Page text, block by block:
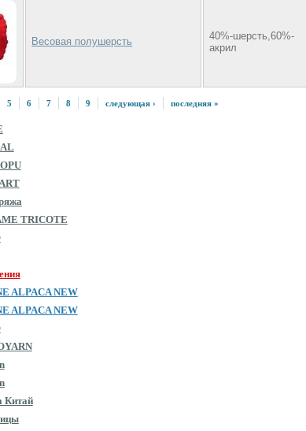
Весовая полушерсть
40%-шерсть,60%-
акрил
5 6 7 8 9 следующая › последняя »
TRICOTE
ALPACA NEW
ALPACA NEW
Китай